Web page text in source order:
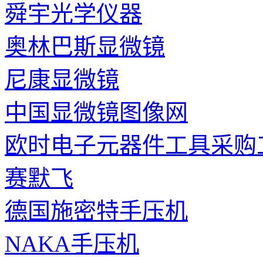
舜宇光学仪器
奥林巴斯显微镜
尼康显微镜
中国显微镜图像网
欧时电子元器件工具采购
赛默飞
德国施密特手压机
NAKA手压机